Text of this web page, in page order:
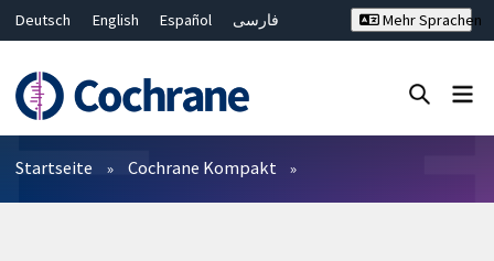
Deutsch English Español
فارسی
Bahasa Malaysia
ไทย
繁體中文
简体中文
Mehr Sprachen
Filter
Startseite Cochrane Kompakt